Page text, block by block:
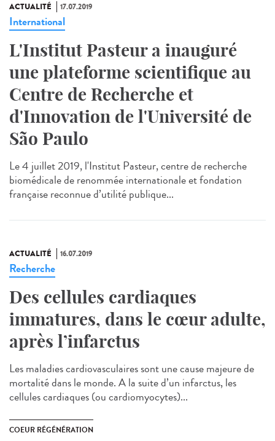
ACTUALITÉ 17.07.2019
International
L'Institut Pasteur a inauguré
une plateforme scientifique au
Centre de Recherche et
d'Innovation de l'Université de
São Paulo
Le 4 juillet 2019, l'Institut Pasteur, centre de recherche
biomédicale de renommée internationale et fondation
française reconnue d’utilité publique...
ACTUALITÉ 16.07.2019
Recherche
Des cellules cardiaques
immatures, dans le cœur adulte,
après l’infarctus
Les maladies cardiovasculaires sont une cause majeure de
mortalité dans le monde. A la suite d’un infarctus, les
cellules cardiaques (ou cardiomyocytes)...
COEUR RÉGÉNÉRATION